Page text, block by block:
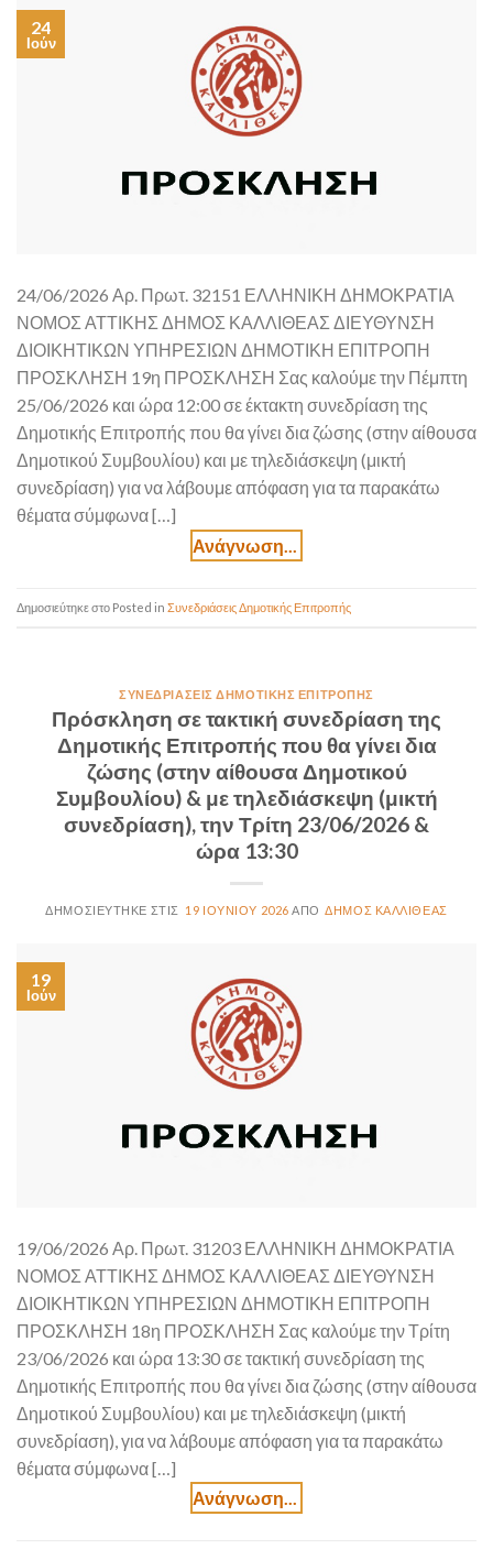
24
Ιούν
24/06/2026 Αρ. Πρωτ. 32151 ΕΛΛΗΝΙΚΗ ΔΗΜΟΚΡΑΤΙΑ
ΝΟΜΟΣ ΑΤΤΙΚΗΣ ΔΗΜΟΣ ΚΑΛΛΙΘΕΑΣ ΔΙΕΥΘΥΝΣΗ
ΔΙΟΙΚΗΤΙΚΩΝ ΥΠΗΡΕΣΙΩΝ ΔΗΜΟΤΙΚΗ ΕΠΙΤΡΟΠΗ
ΠΡΟΣΚΛΗΣΗ 19η ΠΡΟΣΚΛΗΣΗ Σας καλούμε την Πέμπτη
25/06/2026 και ώρα 12:00 σε έκτακτη συνεδρίαση της
Δημοτικής Επιτροπής που θα γίνει δια ζώσης (στην αίθουσα
Δημοτικού Συμβουλίου) και με τηλεδιάσκεψη (μικτή
συνεδρίαση) για να λάβουμε απόφαση για τα παρακάτω
θέματα σύμφωνα […]
Posted in Συνεδριάσεις Δημοτικής Επιτροπής
ΣΥΝΕΔΡΙΆΣΕΙΣ ΔΗΜΟΤΙΚΉΣ ΕΠΙΤΡΟΠΉΣ
Πρόσκληση σε τακτική συνεδρίαση της
Δημοτικής Επιτροπής που θα γίνει δια
ζώσης (στην αίθουσα Δημοτικού
Συμβουλίου) & με τηλεδιάσκεψη (μικτή
συνεδρίαση), την Τρίτη 23/06/2026 &
ώρα 13:30
19 ΙΟΥΝΊΟΥ 2026 ΔΉΜΟΣ ΚΑΛΛΙΘΈΑΣ
19
Ιούν
19/06/2026 Αρ. Πρωτ. 31203 ΕΛΛΗΝΙΚΗ ΔΗΜΟΚΡΑΤΙΑ
ΝΟΜΟΣ ΑΤΤΙΚΗΣ ΔΗΜΟΣ ΚΑΛΛΙΘΕΑΣ ΔΙΕΥΘΥΝΣΗ
ΔΙΟΙΚΗΤΙΚΩΝ ΥΠΗΡΕΣΙΩΝ ΔΗΜΟΤΙΚΗ ΕΠΙΤΡΟΠΗ
ΠΡΟΣΚΛΗΣΗ 18η ΠΡΟΣΚΛΗΣΗ Σας καλούμε την Τρίτη
23/06/2026 και ώρα 13:30 σε τακτική συνεδρίαση της
Δημοτικής Επιτροπής που θα γίνει δια ζώσης (στην αίθουσα
Δημοτικού Συμβουλίου) και με τηλεδιάσκεψη (μικτή
συνεδρίαση), για να λάβουμε απόφαση για τα παρακάτω
θέματα σύμφωνα […]